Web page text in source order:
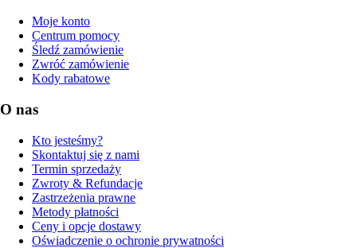
Moje konto
Centrum pomocy
Śledź zamówienie
Zwróć zamówienie
Kody rabatowe
O nas
Kto jesteśmy?
Skontaktuj się z nami
Termin sprzedaży
Zwroty & Refundacje
Zastrzeżenia prawne
Metody płatności
Ceny i opcje dostawy
Oświadczenie o ochronie prywatności